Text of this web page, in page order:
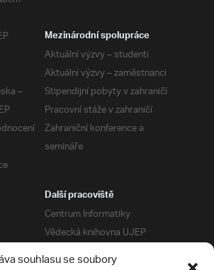
souhlasu se soubory
–
Mezinárodní spolupráce
Aktuální výzvy – studenti
Aktuální výzvy – zaměstnanci
Stipendijní pobyty v zahraničí
Pracovní stáže v zahraničí
Zahraniční konference a
semináře
Další pracoviště
Centrum Informatiky
Vědecká knihovna UJEP
Správa kolejí a menz